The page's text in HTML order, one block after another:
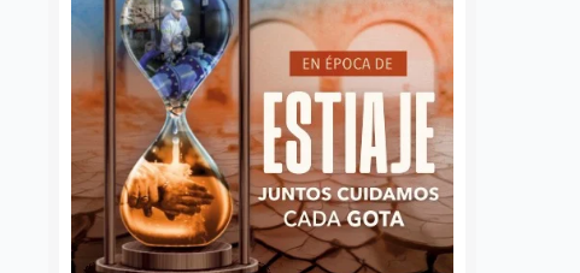
por Querétaro, Agustín
Lámbarri, visitó la
de Altos del Salitre, en
norte de la capital, para
las condiciones de
y dar seguimiento…
José Morales 5 agosto, 2026
Más de 59 diagnósticos
especializados de autismo se han
realizado en el Municipio de
Querétaro desde mayo de este año
como parte de las jornadas de
detección temprana impulsadas
por…
VER MÁS